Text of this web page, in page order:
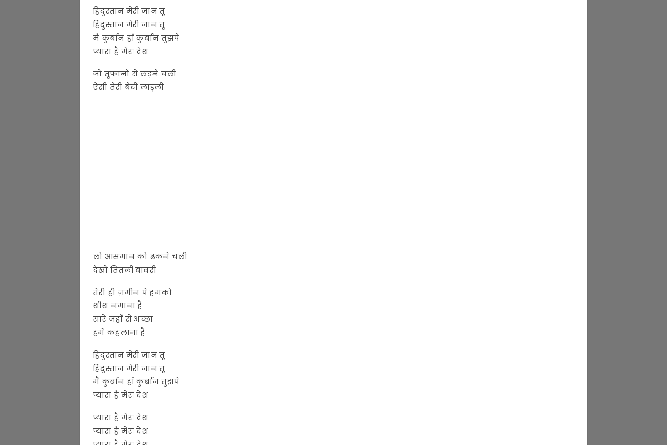
हिंदुस्तान मेरी जान तू
हिंदुस्तान मेरी जान तू
मैं कुर्बान हाँ कुर्बान तुझपे
प्यारा है मेरा देश
जो तूफानों से लड़ने चली
ऐसी तेरी बेटी लाड़ली
लो आसमान को ढकने चली
देखो तितली बावरी
तेरी ही ज़मीन पे हमको
शीश नमाना है
सारे जहाँ से अच्छा
हमें कहलाना है
हिंदुस्तान मेरी जान तू
हिंदुस्तान मेरी जान तू
मैं कुर्बान हाँ कुर्बान तुझपे
प्यारा है मेरा देश
प्यारा है मेरा देश
प्यारा है मेरा देश